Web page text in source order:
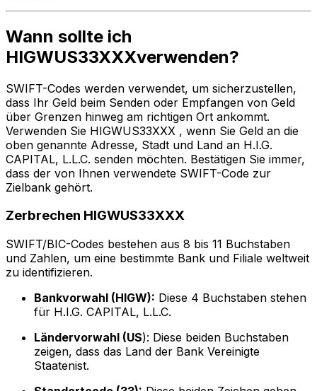
Wann sollte ich
HIGWUS33XXXverwenden?
SWIFT-Codes werden verwendet, um sicherzustellen,
dass Ihr Geld beim Senden oder Empfangen von Geld
über Grenzen hinweg am richtigen Ort ankommt.
Verwenden Sie HIGWUS33XXX , wenn Sie Geld an die
oben genannte Adresse, Stadt und Land an H.I.G.
CAPITAL, L.L.C. senden möchten. Bestätigen Sie immer,
dass der von Ihnen verwendete SWIFT-Code zur
Zielbank gehört.
Zerbrechen HIGWUS33XXX
SWIFT/BIC-Codes bestehen aus 8 bis 11 Buchstaben
und Zahlen, um eine bestimmte Bank und Filiale weltweit
zu identifizieren.
Bankvorwahl (HIGW): Diese 4 Buchstaben stehen
für H.I.G. CAPITAL, L.L.C.
Ländervorwahl (US): Diese beiden Buchstaben
zeigen, dass das Land der Bank Vereinigte
Staatenist.